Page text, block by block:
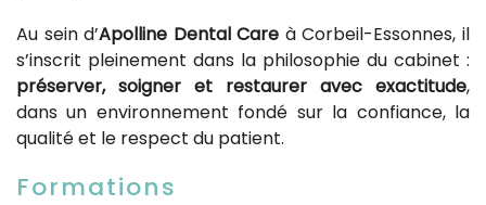
Au sein d’Apolline Dental Care à Corbeil-Essonnes, il
s’inscrit pleinement dans la philosophie du cabinet :
préserver, soigner et restaurer avec exactitude,
dans un environnement fondé sur la confiance, la
qualité et le respect du patient.
Formations